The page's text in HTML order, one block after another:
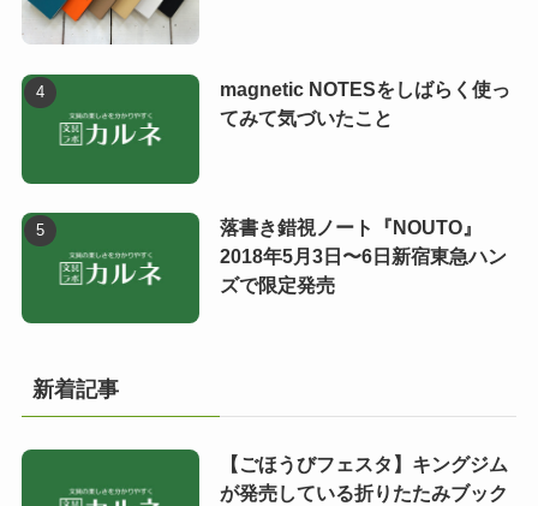
magnetic NOTESをしばらく使っ
てみて気づいたこと
落書き錯視ノート『NOUTO』
2018年5月3日〜6日新宿東急ハン
ズで限定発売
新着記事
【ごほうびフェスタ】キングジム
が発売している折りたたみブック